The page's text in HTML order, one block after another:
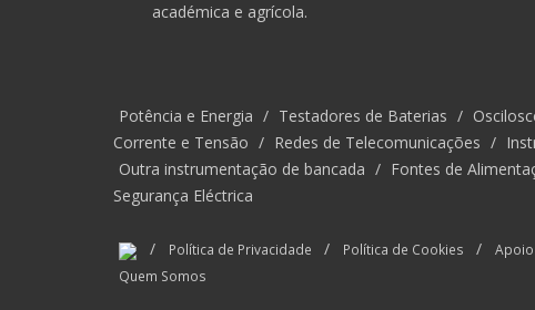
académica e agrícola.
Potência e Energia / Testadores de Baterias /
Corrente e Tensão / Redes de Telecomunicações /
Outra instrumentação de bancada / Fontes de
Segurança Eléctrica
/ Política de Privacidade / Política de Cookies /
Quem Somos